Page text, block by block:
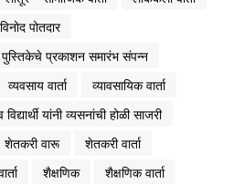
विनोद पोतदार
पुस्तिकेचे प्रकाशन समारंभ संपन्न
व्यवसाय वार्ता
व्यावसायिक वार्ता
यांनी व्यसनांची होळी साजरी
शेतकरी वारू
शेतकरी वार्ता
शैक्षणिक
शैक्षणिक वार्ता